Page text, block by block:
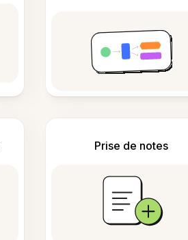
Prise de notes